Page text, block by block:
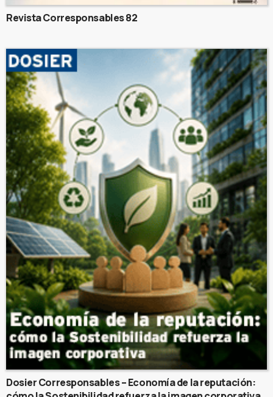
Revista Corresponsables 82
Dosier Corresponsables – Economía de la reputación: